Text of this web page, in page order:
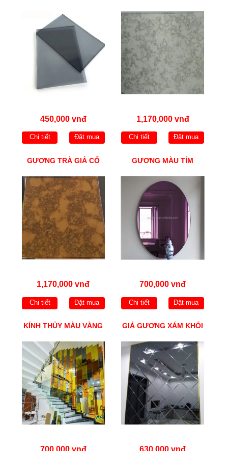
450,000 vnđ
Chi tiết Đặt mua
1,170,000 vnđ
Chi tiết Đặt mua
GƯƠNG TRÀ GIẢ CỔ
1,170,000 vnđ
Chi tiết Đặt mua
GƯƠNG MÀU TÍM
700,000 vnđ
Chi tiết Đặt mua
KÍNH THỦY MÀU VÀNG GIÁ GƯƠNG XÁM KHÓI